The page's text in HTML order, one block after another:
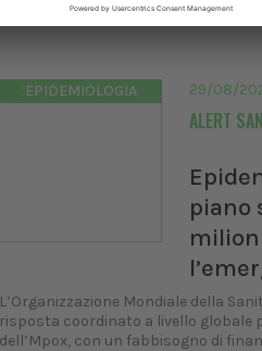
Redazione Vet33
EPIDEMIOLOGIA 29/08/
ALERT
piano
L’Organizzazione Mondiale della
risposta coordinato a livello globale
dell’Mpox, con un fabbisogno di
Nazionale
14/02/2027
Pillole